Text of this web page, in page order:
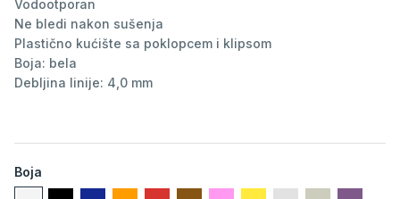
Vodootporan
Ne bledi nakon sušenja
Plastično kućište sa poklopcem i klipsom
Boja: bela
Debljina linije: 4,0 mm
Boja